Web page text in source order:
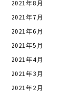
2021年8月
2021年7月
2021年6月
2021年5月
2021年4月
2021年3月
2021年2月